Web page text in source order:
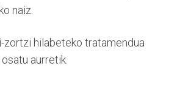
naiz.
zortzi hilabeteko tratamendua
aurretik.